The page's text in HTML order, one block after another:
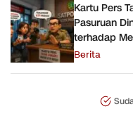
Kartu Pers
Pasuruan
terhadap
Berita